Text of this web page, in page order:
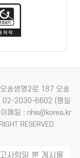
송생명2로 187 오송
02-2030-6602 (평일
메일 : nhis@korea.kr
RESERVED
사항일 뿐 게시물